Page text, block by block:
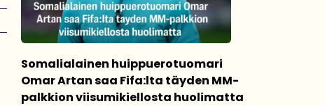
Somalialainen huippuerotuomari
Omar Artan saa Fifa:lta täyden MM-
palkkion viisumikiellosta huolimatta